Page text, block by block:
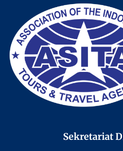
Sekretariat